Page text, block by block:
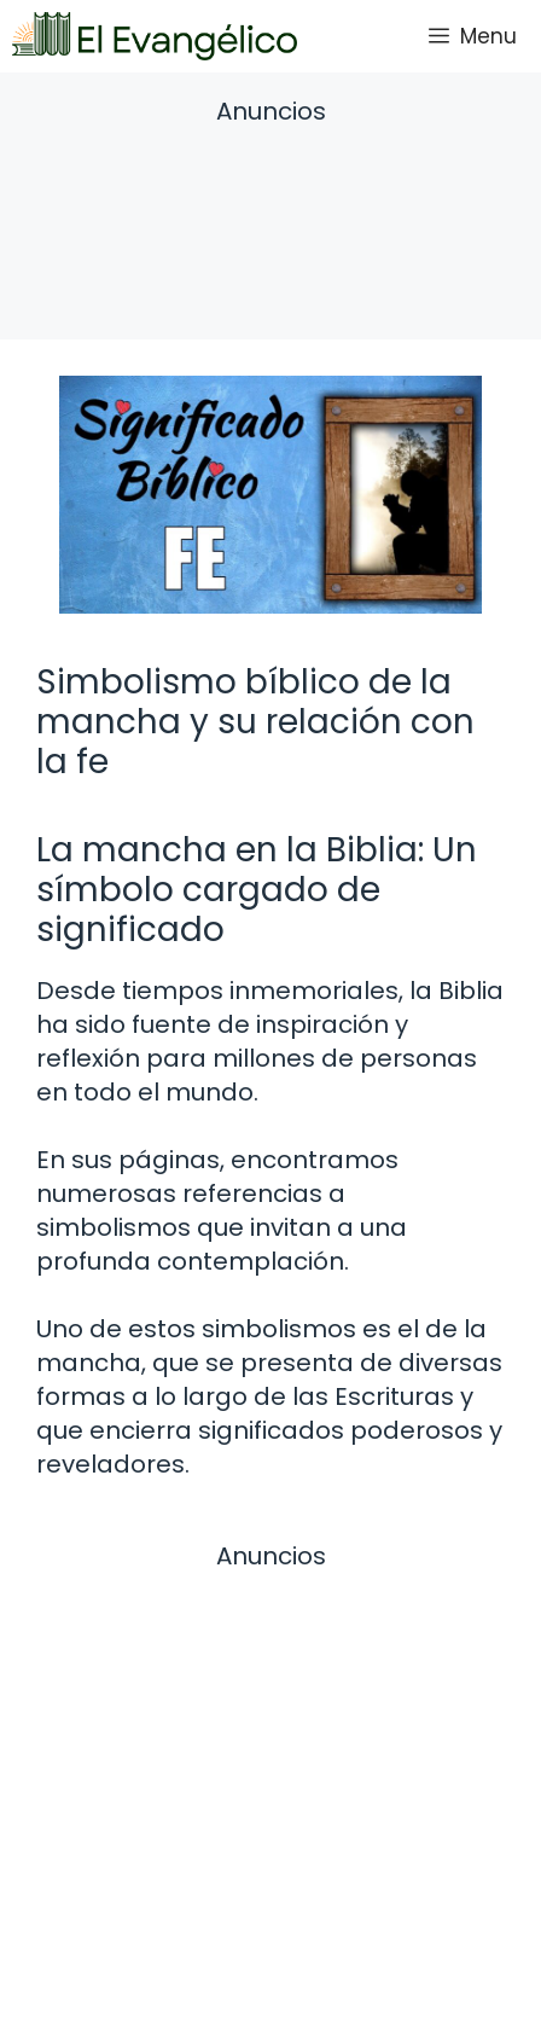
Saltar
al
Menu
Anuncios
Simbolismo bíblico de la
mancha y su relación con
la fe
La mancha en la Biblia: Un
símbolo cargado de
significado
Desde tiempos inmemoriales, la Biblia
ha sido fuente de inspiración y
reflexión para millones de personas
en todo el mundo.
En sus páginas, encontramos
numerosas referencias a
simbolismos que invitan a una
profunda contemplación.
Uno de estos simbolismos es el de la
mancha, que se presenta de diversas
formas a lo largo de las Escrituras y
que encierra significados poderosos y
reveladores.
Anuncios